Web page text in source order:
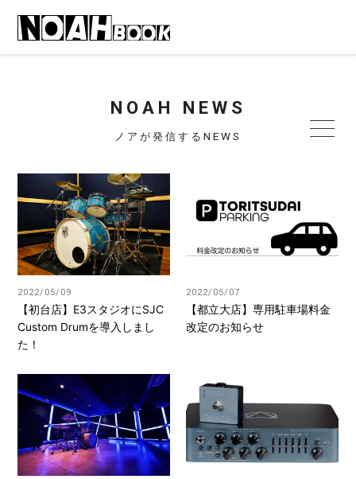
NOAH NEWS
ノアが発信するNEWS
2022/05/09
【初台店】E3スタジオにSJC
Custom Drumを導入しまし
た！
2022/05/07
【都立大店】専用駐車場料金
改定のお知らせ